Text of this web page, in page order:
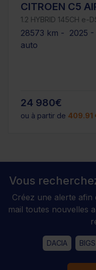
CITROEN C5
1.2 HYBRID 145CH e-
28573 km - 2025
auto
24 980€
ou à partir de 409.91
Vous
Créez une alerte
mail toutes nouvelles
DACIA